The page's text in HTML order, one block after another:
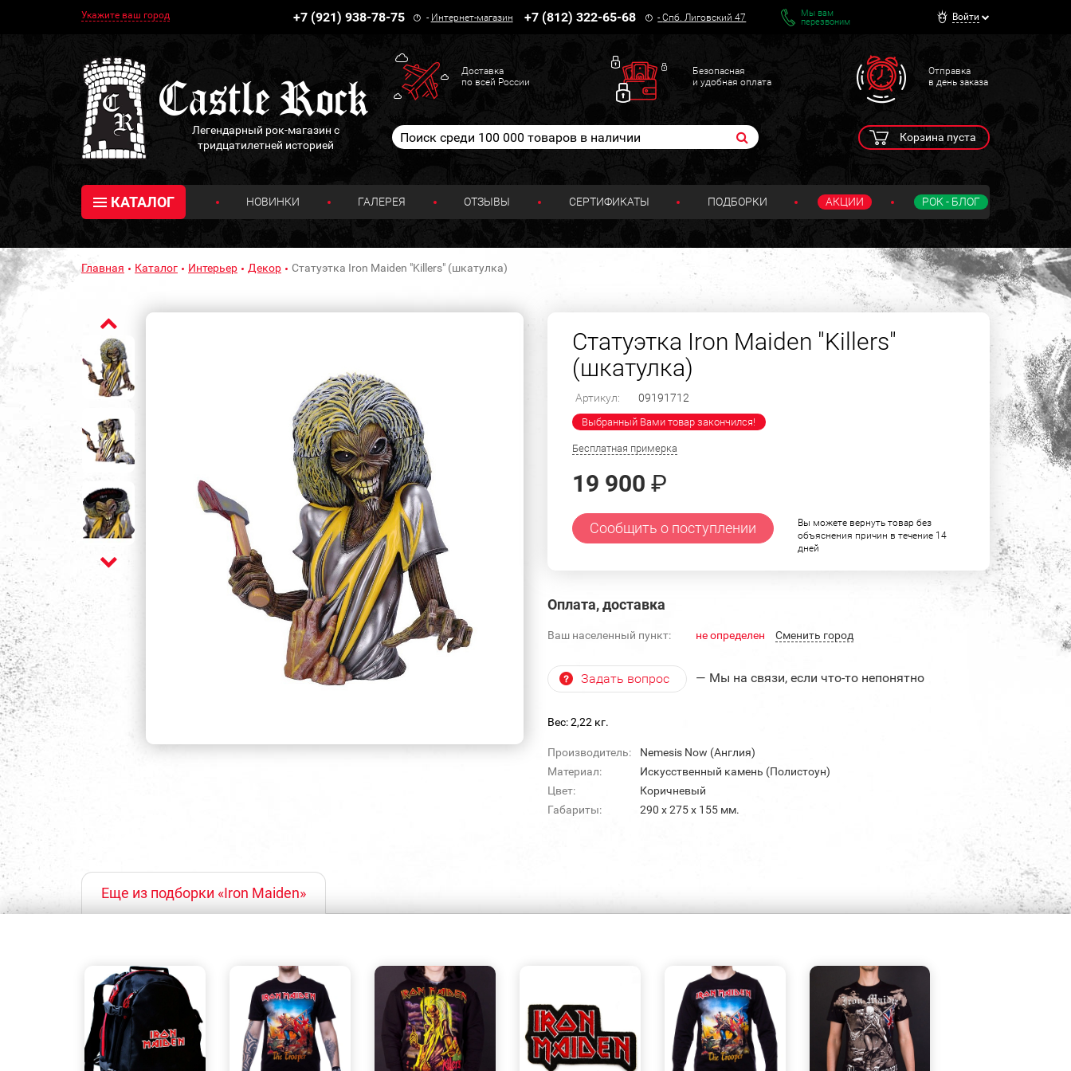
Укажите ваш город +7 (921) 938-78-75 - Интернет-магазин +7 (812) 322-65-68 -Спб. Лиговский 47
Мы вам
перезвоним
Войти
Легендарный рок-магазин с
тридцатилетней историей
Доставка
по всей России
Безопасная
и удобная оплата
Отправка
в день заказа
Корзина пуста
КАТАЛОГ НОВИНКИ ГАЛЕРЕЯ ОТЗЫВЫ СЕРТИФИКАТЫ ПОДБОРКИ АКЦИИ РОК - БЛОГ
Главная Каталог Интерьер Декор Статуэтка Iron Maiden "Killers" (шкатулка)
Статуэтка Iron Maiden "Killers"
(шкатулка)
Артикул: 09191712
Выбранный Вами товар закончился!
Бесплатная примерка
19 900 ₽
Сообщить о поступлении
Вы можете вернуть товар без
объяснения причин в течение 14
дней
Оплата, доставка
Ваш населенный пункт: не определен Cменить город
Задать вопрос — Мы на связи, если что-то непонятно
Вес: 2,22 кг.
Производитель:
Nemesis Now (Англия)
Материал:
Искусственный камень (Полистоун)
Цвет:
Коричневый
Габариты:
290 х 275 х 155 мм.
Еще из подборки «Iron Maiden»